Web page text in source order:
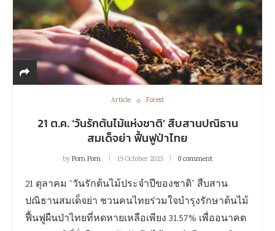
Article Forest
21 ต.ค. ‘วันรักต้นไม้แห่งชาติ’ สืบสานปณิธาน
สมเด็จย่า ฟื้นฟูป่าไทย
byPom Pom 19 October 2025 0 comment
21 ตุลาคม “วันรักต้นไม้ประจำปีของชาติ” สืบสาน
ปณิธานสมเด็จย่า ชวนคนไทยร่วมใจบำรุงรักษาต้นไม้
ฟื้นฟูผืนป่าไทยที่หดหายเหลือเพียง 31.57% เพื่ออนาคต